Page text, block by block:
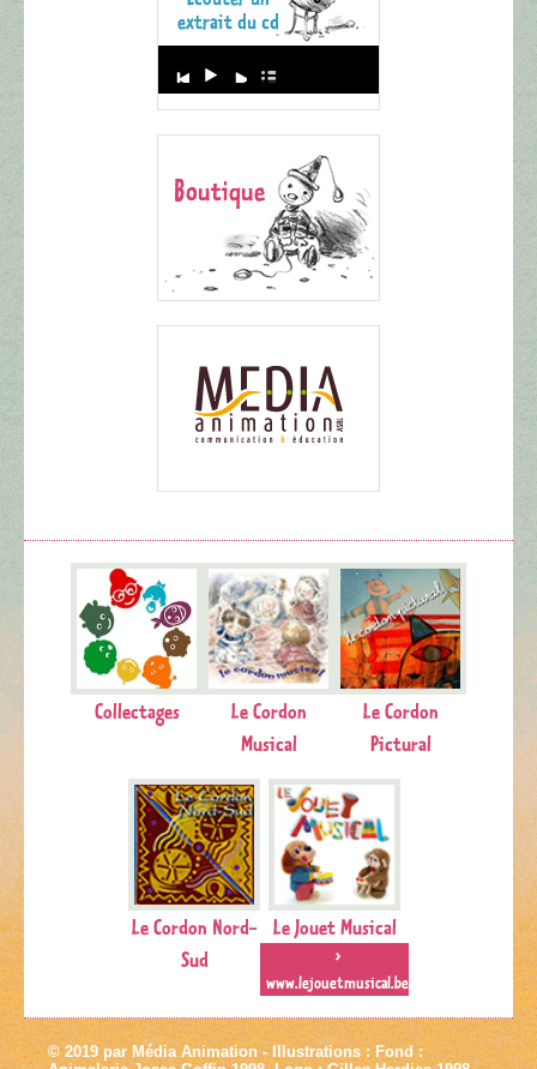
Collectages
Le Cordon
Musical
Le Cordon
Pictural
Le Cordon Nord-
Sud
Le Jouet Musical
>
www.lejouetmusical.be
Player
© 2019 par Média Animation - Illustrations : Fond :